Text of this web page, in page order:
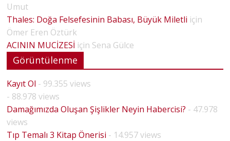
Umut
Thales: Doğa Felsefesinin Babası, Büyük Miletli için
Ömer Eren Öztürk
ACININ MUCİZESİ için Sena Gülce
Görüntülenme
Kayıt Ol - 99.355 views
- 88.978 views
Damağımızda Oluşan Şişlikler Neyin Habercisi? - 47.978
views
Tıp Temalı 3 Kitap Önerisi - 14.957 views